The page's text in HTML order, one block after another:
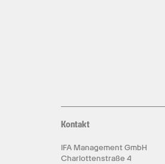
Kontakt
IFA Management GmbH
Charlottenstraße 4